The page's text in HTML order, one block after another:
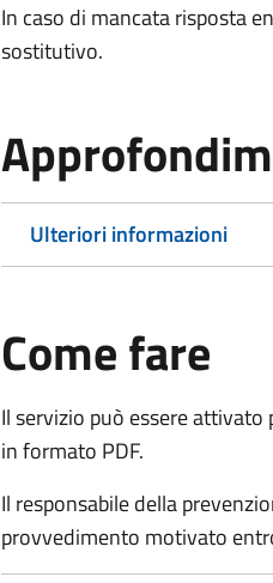
In caso di mancata risposta
sostitutivo.
Ulteriori informazioni
Come fare
Il servizio può essere
in formato PDF.
Il responsabile della
provvedimento motivato